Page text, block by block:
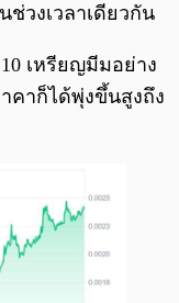
ช่วงเวลาเดียวกัน
เหรียญมีมอย่าง
าคาก็ได้พุ่งขึ้นสูงถึง